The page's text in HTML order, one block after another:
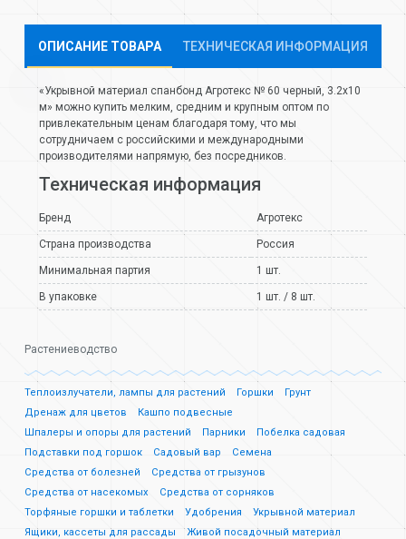
ОПИСАНИЕ ТОВАРА ТЕХНИЧЕСКАЯ ИНФОРМАЦИЯ
«Укрывной материал спанбонд Агротекс № 60 черный, 3.2х10
м» можно купить мелким, средним и крупным оптом по
привлекательным ценам благодаря тому, что мы
сотрудничаем с российскими и международными
производителями напрямую, без посредников.
Техническая информация
Бренд Агротекс
Страна производства Россия
Минимальная партия 1 шт.
В упаковке 1 шт. / 8 шт.
Растениеводство
Теплоизлучатели, лампы для растений Горшки
Грунт
Дренаж для цветов
Кашпо подвесные
Шпалеры и опоры для растений
Парники
Побелка садовая
Подставки под горшок
Садовый вар
Семена
Средства от болезней
Средства от грызунов
Средства от насекомых
Средства от сорняков
Торфяные горшки и таблетки
Удобрения
Укрывной материал
Ящики, кассеты для рассады
Живой посадочный материал